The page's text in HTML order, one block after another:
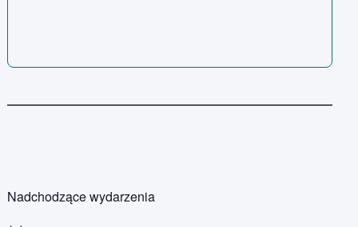
Nadchodzące wydarzenia